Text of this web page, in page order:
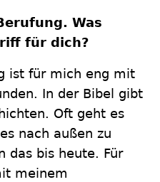
Was
für dich?
ist für mich eng mit
In der Bibel gibt
Oft geht es
nach außen zu
das bis heute. Für
meinem